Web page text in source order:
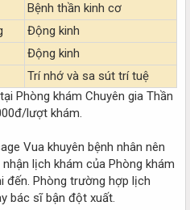
Bệnh thần kinh cơ
Động kinh
Động kinh
Trí nhớ và sa sút trí tuệ
Phòng khám Chuyên gia Thần
lượt khám.​
Vua khuyên bệnh nhân nên
lịch khám của Phòng khám
đến. Phòng trường hợp lịch
bác sĩ bận đột xuất.